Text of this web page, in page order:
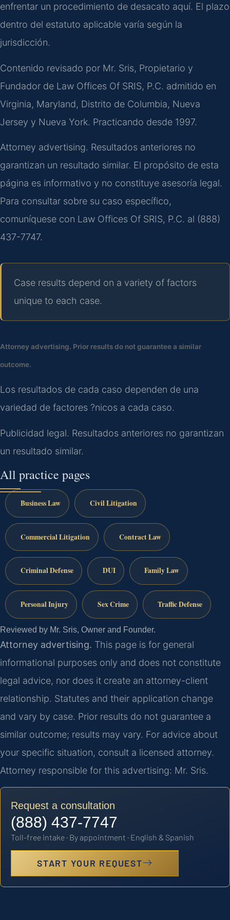
enfrentar un procedimiento de desacato aquí. El plazo
dentro del estatuto aplicable varía según la
jurisdicción.
Contenido revisado por Mr. Sris, Propietario y
Fundador de Law Offices Of SRIS, P.C. admitido en
Virginia, Maryland, Distrito de Columbia, Nueva
Jersey y Nueva York. Practicando desde 1997.
Attorney advertising. Resultados anteriores no
garantizan un resultado similar. El propósito de esta
página es informativo y no constituye asesoría legal.
Para consultar sobre su caso específico,
comuníquese con Law Offices Of SRIS, P.C. al (888)
437-7747.
Case results depend on a variety of factors
unique to each case.
Attorney advertising. Prior results do not guarantee a similar
outcome.
Los resultados de cada caso dependen de una
variedad de factores ?nicos a cada caso.
Publicidad legal. Resultados anteriores no garantizan
un resultado similar.
All practice pages
Business Law Civil Litigation
Commercial Litigation Contract Law
Criminal Defense DUI Family Law
Personal Injury Sex Crime Traffic Defense
Reviewed by Mr. Sris, Owner and Founder.
Attorney advertising. This page is for general
informational purposes only and does not constitute
legal advice, nor does it create an attorney-client
relationship. Statutes and their application change
and vary by case. Prior results do not guarantee a
similar outcome; results may vary. For advice about
your specific situation, consult a licensed attorney.
Attorney responsible for this advertising: Mr. Sris.
Request a consultation
(888) 437-7747
Toll-free intake · By appointment · English & Spanish
START YOUR REQUEST